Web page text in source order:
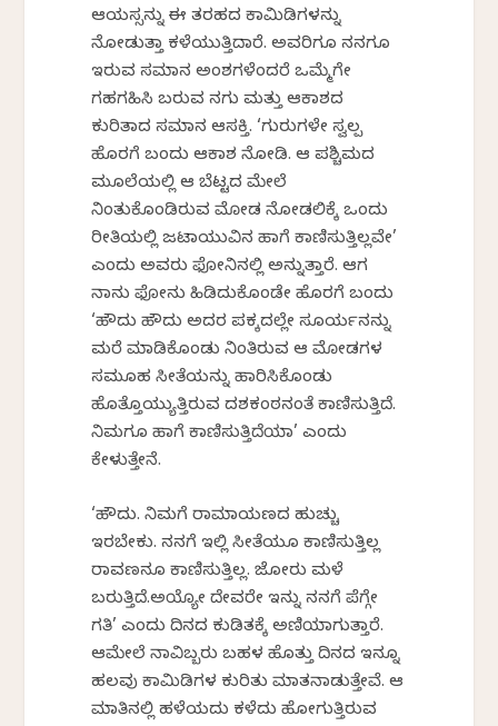
ಆಯಸ್ಸನ್ನು ಈ ತರಹದ ಕಾಮಿಡಿಗಳನ್ನು
ನೋಡುತ್ತಾ ಕಳೆಯುತ್ತಿದ್ದಾರೆ. ಅವರಿಗೂ ನನಗೂ
ಇರುವ ಸಮಾನ ಅಂಶಗಳೆಂದರೆ ಒಮ್ಮೆಗೇ
ಗಹಗಹಿಸಿ ಬರುವ ನಗು ಮತ್ತು ಆಕಾಶದ
ಕುರಿತಾದ ಸಮಾನ ಆಸಕ್ತಿ. ‘ಗುರುಗಳೇ ಸ್ವಲ್ಪ
ಹೊರಗೆ ಬಂದು ಆಕಾಶ ನೋಡಿ. ಆ ಪಶ್ಚಿಮದ
ಮೂಲೆಯಲ್ಲಿ ಆ ಬೆಟ್ಟದ ಮೇಲೆ
ನಿಂತುಕೊಂಡಿರುವ ಮೋಡ ನೋಡಲಿಕ್ಕೆ ಒಂದು
ರೀತಿಯಲ್ಲಿ ಜಟಾಯುವಿನ ಹಾಗೆ ಕಾಣಿಸುತ್ತಿಲ್ಲವೇ’
ಎಂದು ಅವರು ಫೋನಿನಲ್ಲಿ ಅನ್ನುತ್ತಾರೆ. ಆಗ
ನಾನು ಫೋನು ಹಿಡಿದುಕೊಂಡೇ ಹೊರಗೆ ಬಂದು
‘ಹೌದು ಹೌದು ಅದರ ಪಕ್ಕದಲ್ಲೇ ಸೂರ್ಯನನ್ನು
ಮರೆ ಮಾಡಿಕೊಂಡು ನಿಂತಿರುವ ಆ ಮೋಡಗಳ
ಸಮೂಹ ಸೀತೆಯನ್ನು ಹಾರಿಸಿಕೊಂಡು
ಹೊತ್ತೊಯ್ಯುತ್ತಿರುವ ದಶಕಂಠನಂತೆ ಕಾಣಿಸುತ್ತಿದೆ.
ನಿಮಗೂ ಹಾಗೆ ಕಾಣಿಸುತ್ತಿದೆಯಾ’ ಎಂದು
ಕೇಳುತ್ತೇನೆ.
‘ಹೌದು. ನಿಮಗೆ ರಾಮಾಯಣದ ಹುಚ್ಚು
ಇರಬೇಕು. ನನಗೆ ಇಲ್ಲಿ ಸೀತೆಯೂ ಕಾಣಿಸುತ್ತಿಲ್ಲ
ರಾವಣನೂ ಕಾಣಿಸುತ್ತಿಲ್ಲ. ಜೋರು ಮಳೆ
ಬರುತ್ತಿದೆ.ಅಯ್ಯೋ ದೇವರೇ ಇನ್ನು ನನಗೆ ಪೆಗ್ಗೇ
ಗತಿ’ ಎಂದು ದಿನದ ಕುಡಿತಕ್ಕೆ ಅಣಿಯಾಗುತ್ತಾರೆ.
ಆಮೇಲೆ ನಾವಿಬ್ಬರು ಬಹಳ ಹೊತ್ತು ದಿನದ ಇನ್ನೂ
ಹಲವು ಕಾಮಿಡಿಗಳ ಕುರಿತು ಮಾತನಾಡುತ್ತೇವೆ. ಆ
ಮಾತಿನಲ್ಲಿ ಹಳೆಯದು ಕಳೆದು ಹೋಗುತ್ತಿರುವ